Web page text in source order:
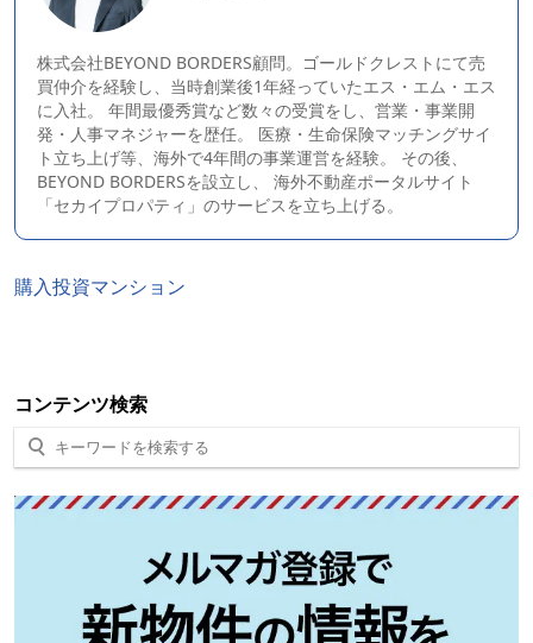
株式会社BEYOND BORDERS顧問。ゴールドクレストにて売
買仲介を経験し、当時創業後1年経っていたエス・エム・エス
に入社。 年間最優秀賞など数々の受賞をし、営業・事業開
発・人事マネジャーを歴任。 医療・生命保険マッチングサイ
ト立ち上げ等、海外で4年間の事業運営を経験。 その後、
BEYOND BORDERSを設立し、 海外不動産ポータルサイト
「セカイプロパティ」のサービスを立ち上げる。
購入投資マンション
コンテンツ検索